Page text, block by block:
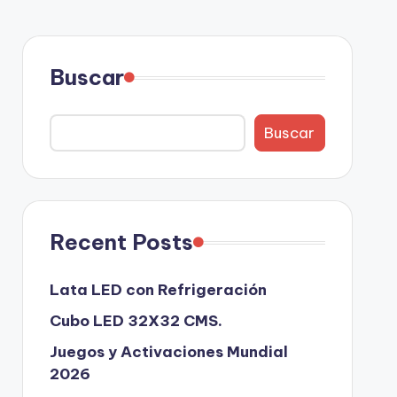
Buscar
Buscar
Recent Posts
Lata LED con Refrigeración
Cubo LED 32X32 CMS.
Juegos y Activaciones Mundial
2026